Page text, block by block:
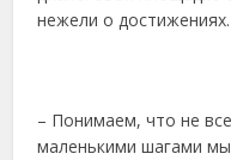
нежели о достижениях.
– Понимаем, что не
маленькими шагами